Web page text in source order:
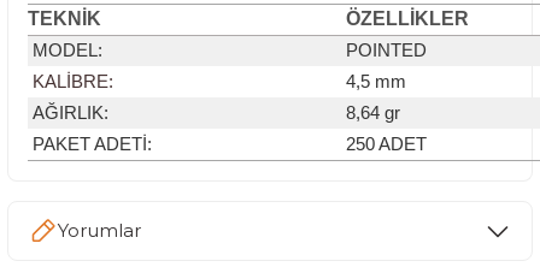
TEKNİK ÖZELLİKLER
MODEL:
POINTED
KALİBRE:
4,5 mm
AĞIRLIK:
8,64 gr
PAKET ADETİ:
250 ADET
Yorumlar